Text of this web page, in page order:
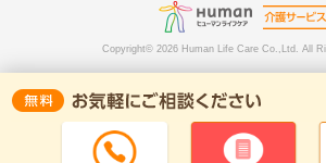
Copyright© 2026 Human Life Care Co.,Ltd. All